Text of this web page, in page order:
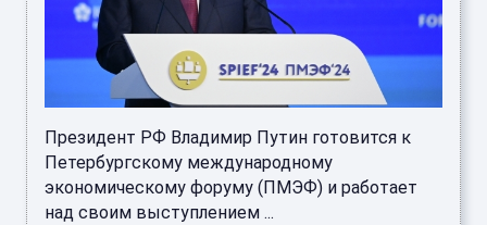
Президент РФ Владимир Путин готовится к
Петербургскому международному
экономическому форуму (ПМЭФ) и работает
над своим выступлением ...